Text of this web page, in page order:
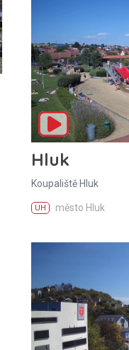
Hluk
Koupaliště Hluk
UH město Hluk